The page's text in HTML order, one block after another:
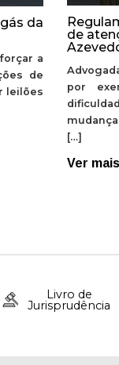
da
a
de
leilões
de
por
[…]
Ver mais
Livro de
Jurisprudência